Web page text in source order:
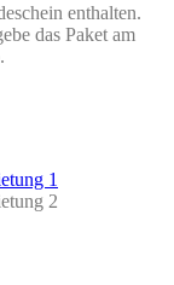
enthalten.
das Paket am